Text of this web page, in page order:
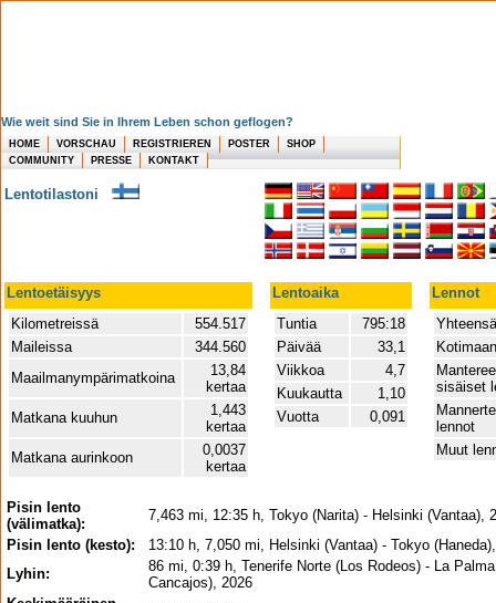
Wie weit sind Sie in Ihrem Leben schon geflogen?
HOME VORSCHAU REGISTRIEREN POSTER
SHOP
COMMUNITY
PRESSE KONTAKT
Lentotilastoni
Lentoetäisyys Lentoaika
Lennot
Kilometreissä
554.517
Maileissa
344.560
Maailmanympärimatkoina
13,84
kertaa
Matkana kuuhun
1,443
kertaa
Matkana aurinkoon
0,0037
kertaa
Tuntia
795:18
Päivää
33,1
Viikkoa
4,7
Kuukautta
1,10
Vuotta
0,091
Yhteensä
sisäiset
lennot
Muut
Pisin lento
(välimatka):
7,463 mi, 12:35 h, Tokyo (Narita) - Helsinki (Vantaa),
Pisin lento (kesto):
13:10 h, 7,050 mi, Helsinki (Vantaa) - Tokyo
Lyhin:
86 mi, 0:39 h, Tenerife Norte (Los Rodeos) - La
Cancajos), 2026